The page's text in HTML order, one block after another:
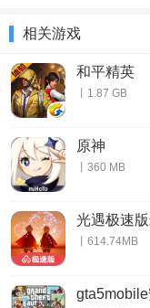
相关游戏
和平精英
丨1.87 GB
原神
丨360 MB
光遇极速
丨614.74MB